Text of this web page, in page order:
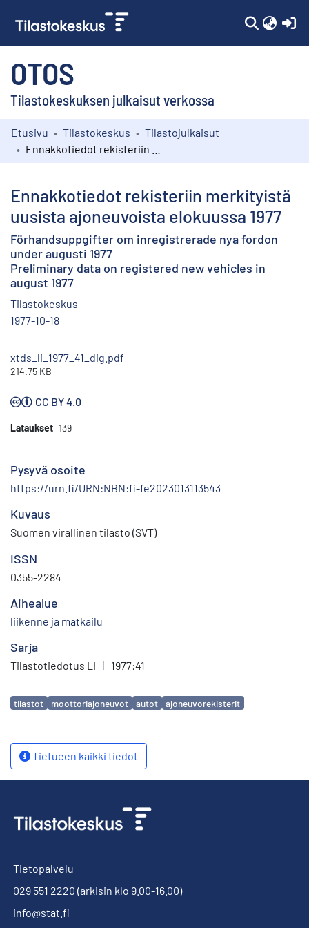
OTOS
Tilastokeskuksen julkaisut verkossa
Kokoelmat
Etusivu Tilastokeskus
Tilastojulkaisut
Ennakkotiedot rekisteriin merkityistä
uusista ajoneuvoista elokuussa 1977
Förhandsuppgifter om inregistrerade nya fordon
under augusti 1977
Preliminary data on registered new vehicles in
august 1977
Tilastokeskus
1977-10-18
xtds_li_1977_41_dig.pdf
214.75 KB
CC BY 4.0
Lataukset 139
Pysyvä osoite
https://urn.fi/URN:NBN:fi-fe2023013113543
Kuvaus
Suomen virallinen tilasto (SVT)
ISSN
0355-2284
Aihealue
liikenne ja matkailu
Sarja
Tilastotiedotus LI | 1977:41
Avainsanat
tilastot moottoriajoneuvot autot ajoneuvorekisterit
Tietueen kaikki tiedot
Tietopalvelu
029 551 2220 (arkisin klo 9.00-16.00)
info@stat.fi